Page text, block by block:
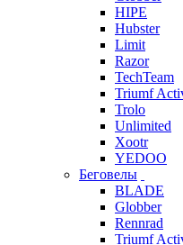
HIPE
Hubster
Limit
Razor
TechTeam
Triumf
Trolo
Unlimited
Xootr
YEDOO
Беговелы
BLADE
Globber
Rennrad
Triumf